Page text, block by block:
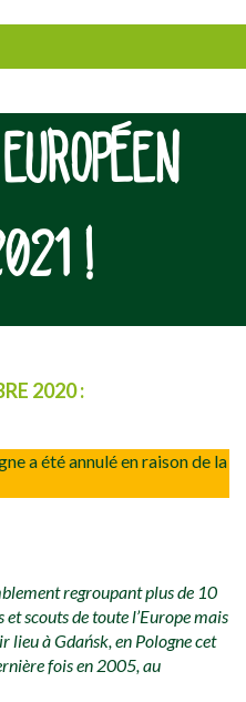
!
2020 :
a été annulé en raison de la
regroupant plus de 10
scouts de toute l’Europe mais
lieu à Gdańsk, en Pologne cet
fois en 2005, au